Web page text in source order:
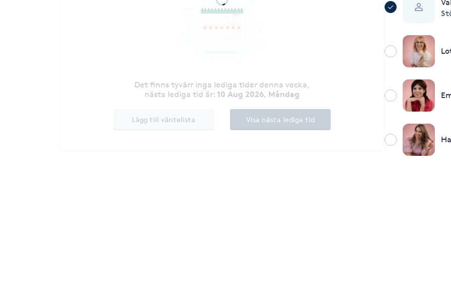
Det finns tyvärr inga lediga tider denna vecka,
nästa lediga tid är: 10 Aug 2026, Måndag
Lägg till väntelista Visa nästa lediga tid